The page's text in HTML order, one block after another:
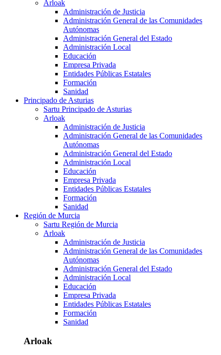
Arloak
Administración de Justicia
Administración General de las Comunidades
Autónomas
Administración General del Estado
Administración Local
Educación
Empresa Privada
Entidades Públicas Estatales
Formación
Sanidad
Principado de Asturias
Sartu Principado de Asturias
Arloak
Administración de Justicia
Administración General de las Comunidades
Autónomas
Administración General del Estado
Administración Local
Educación
Empresa Privada
Entidades Públicas Estatales
Formación
Sanidad
Región de Murcia
Sartu Región de Murcia
Arloak
Administración de Justicia
Administración General de las Comunidades
Autónomas
Administración General del Estado
Administración Local
Educación
Empresa Privada
Entidades Públicas Estatales
Formación
Sanidad
Arloak